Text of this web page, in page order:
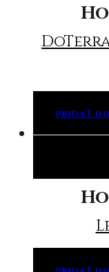
DoTerra
PRIDAŤ